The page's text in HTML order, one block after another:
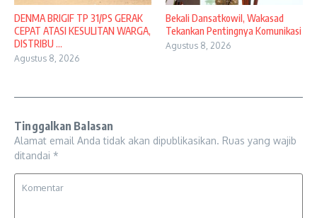
DENMA BRIGIF TP 31/PS GERAK
CEPAT ATASI KESULITAN WARGA,
DISTRIBU ...
Agustus 8, 2026
Bekali Dansatkowil, Wakasad
Tekankan Pentingnya Komunikasi
Agustus 8, 2026
Tinggalkan Balasan
Alamat email Anda tidak akan dipublikasikan. Ruas yang wajib
ditandai *